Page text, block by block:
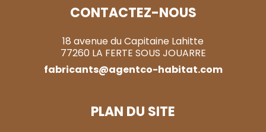
CONTACTEZ-NOUS
18 avenue du Capitaine Lahitte
77260 LA FERTE SOUS JOUARRE
fabricants@agentco-habitat.com
PLAN DU SITE